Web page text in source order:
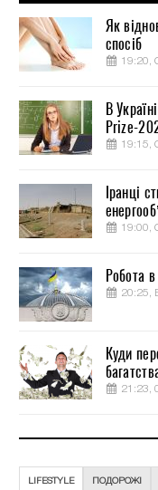
Як
спосіб
19:20,
В
Prize-
19:15,
Іранці
19:00,
Робота
20:25,
Куди
21:23,
LIFESTYLE ПОДОРОЖІ